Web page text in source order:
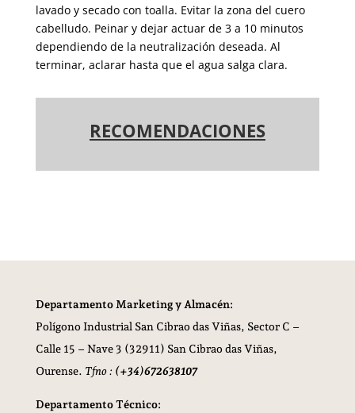
lavado y secado con toalla. Evitar la zona del cuero
cabelludo. Peinar y dejar actuar de 3 a 10 minutos
dependiendo de la neutralización deseada. Al
terminar, aclarar hasta que el agua salga clara.
RECOMENDACIONES
Departamento Marketing y Almacén:
Polígono Industrial San Cibrao das Viñas, Sector C –
Calle 15 – Nave 3 (32911) San Cibrao das Viñas,
Ourense. Tfno : (+34)672638107
Departamento Técnico: